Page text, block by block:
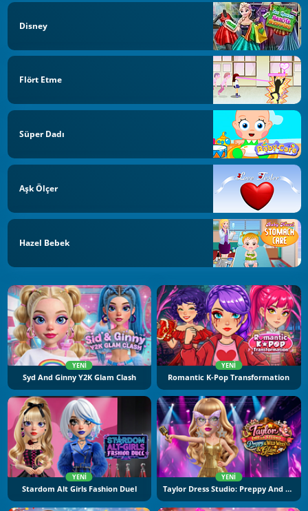
Disney
Flört Etme
Süper Dadı
Aşk Ölçer
Hazel Bebek
YENI
Syd And Ginny Y2K Glam Clash
YENI
Romantic K-Pop Transformation
YENI
Stardom Alt Girls Fashion Duel
YENI
Taylor Dress Studio: Preppy And Wild West Glam